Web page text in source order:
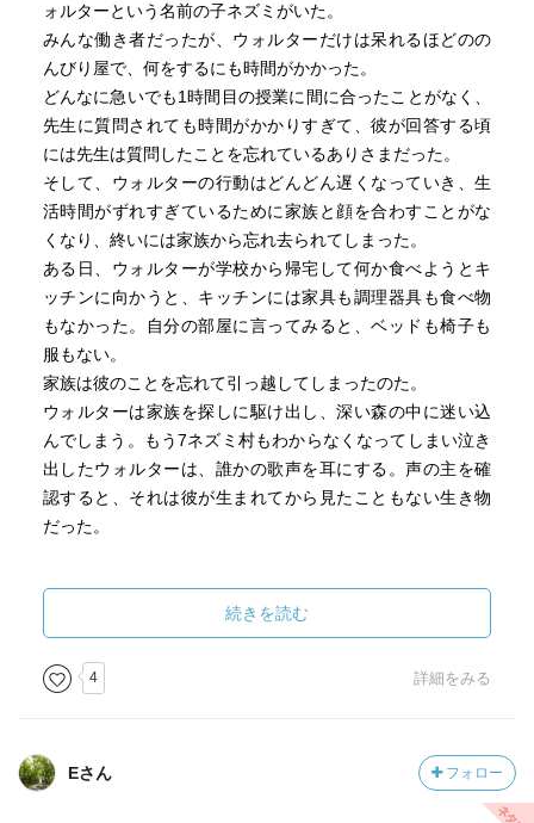
ォルターという名前の子ネズミがいた。
みんな働き者だったが、ウォルターだけは呆れるほどのの
んびり屋で、何をするにも時間がかかった。
どんなに急いでも1時間目の授業に間に合ったことがなく、
先生に質問されても時間がかかりすぎて、彼が回答する頃
には先生は質問したことを忘れているありさまだった。
そして、ウォルターの行動はどんどん遅くなっていき、生
活時間がずれすぎているために家族と顔を合わすことがな
くなり、終いには家族から忘れ去られてしまった。
ある日、ウォルターが学校から帰宅して何か食べようとキ
ッチンに向かうと、キッチンには家具も調理器具も食べ物
もなかった。自分の部屋に言ってみると、ベッドも椅子も
服もない。
家族は彼のことを忘れて引っ越してしまったのた。
ウォルターは家族を探しに駆け出し、深い森の中に迷い込
んでしまう。もう7ネズミ村もわからなくなってしまい泣き
出したウォルターは、誰かの歌声を耳にする。声の主を確
認すると、それは彼が生まれてから見たこともない生き物
だった。
末成長するファンタジー。
******* ここからはネタバレ *******
最初はとってもナンセンス要素があって、楽しいお話の予
続きを読む
4 詳細をみる
Eさん フォロー